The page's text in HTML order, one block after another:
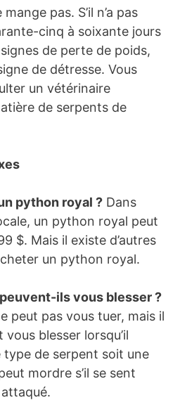
pas. S’il n’a pas
cinq à soixante jours
de perte de poids,
de détresse. Vous
un vétérinaire
de serpents de
python royal ? Dans
un python royal peut
$. Mais il existe d’autres
un python royal.
ils vous blesser ?
peut pas vous tuer, mais il
blesser lorsqu’il
type de serpent soit une
mordre s’il se sent
attaqué.